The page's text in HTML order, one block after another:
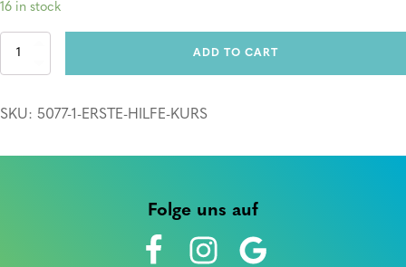
16 in stock
Erste
ADD TO CART
SKU: 5077-1-ERSTE-HILFE-KURS
Folge uns auf